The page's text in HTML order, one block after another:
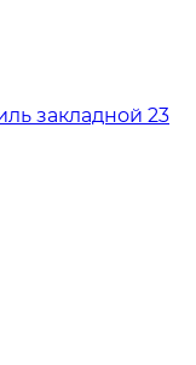
закладной 23